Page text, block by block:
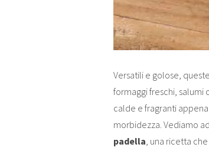
Versatili e golose,
formaggi freschi,
calde e fragranti
morbidezza. Vediamo
padella , una ricetta